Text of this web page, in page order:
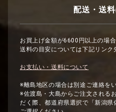
配送・送
お買上げ金額が6600円以上の場
送料の目安については下記リンク
お支払い・送料について
※離島地区の場合は別途ご連絡を
※佐渡島・大島からご注文される
だく際、都道府県選択で「新潟